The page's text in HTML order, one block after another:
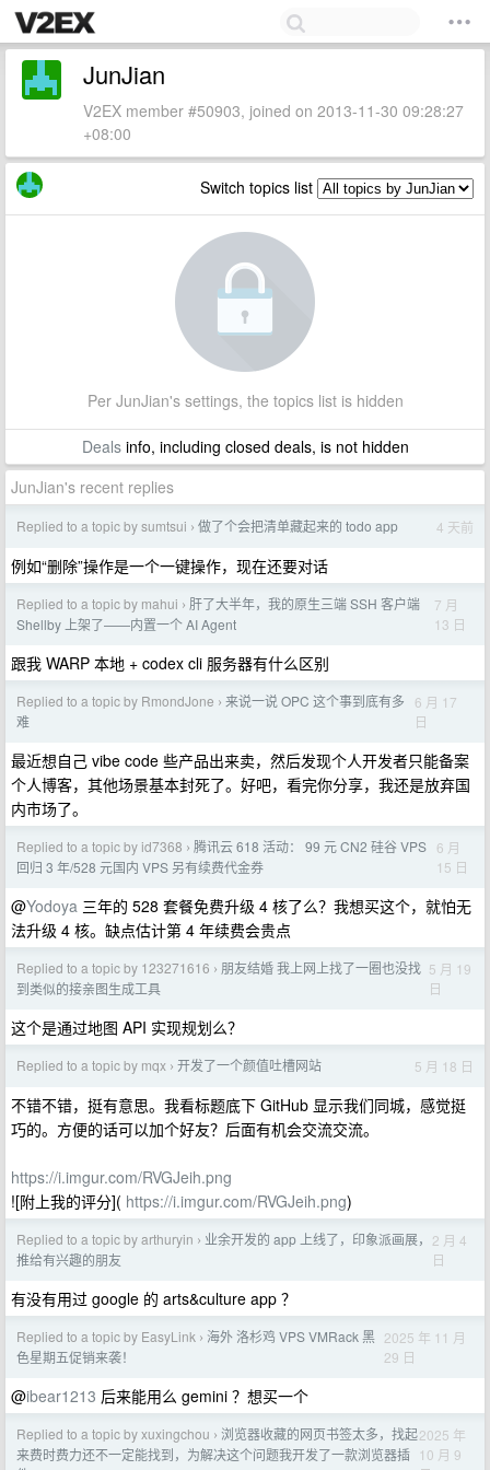
JunJian
V2EX member #50903, joined on 2013-11-30 09:28:27
+08:00
Switch topics list
Per JunJian's settings, the topics list is hidden
Dealsinfo, including closed deals, is not hidden
JunJian's recent replies
Replied to a topic by sumtsui › 做了个会把清单藏起来的 todo app 4 天前
例如“删除”操作是一个一键操作，现在还要对话
Replied to a topic by mahui › 肝了大半年，我的原生三端 SSH 客户端
Shellby 上架了——内置一个 AI Agent
7 月
13 日
跟我 WARP 本地 + codex cli 服务器有什么区别
Replied to a topic by RmondJone › 来说一说 OPC 这个事到底有多
难
6 月 17
日
最近想自己 vibe code 些产品出来卖，然后发现个人开发者只能备案
个人博客，其他场景基本封死了。好吧，看完你分享，我还是放弃国
内市场了。
Replied to a topic by id7368 › 腾讯云 618 活动： 99 元 CN2 硅谷 VPS
回归 3 年/528 元国内 VPS 另有续费代金券
6 月
15 日
@Yodoya 三年的 528 套餐免费升级 4 核了么？我想买这个，就怕无
法升级 4 核。缺点估计第 4 年续费会贵点
Replied to a topic by 123271616 › 朋友结婚 我上网上找了一圈也没找
到类似的接亲图生成工具
5 月 19
日
这个是通过地图 API 实现规划么？
Replied to a topic by mqx › 开发了一个颜值吐槽网站 5 月 18 日
不错不错，挺有意思。我看标题底下 GitHub 显示我们同城，感觉挺
巧的。方便的话可以加个好友？后面有机会交流交流。
https://i.imgur.com/RVGJeih.png
![附上我的评分]( https://i.imgur.com/RVGJeih.png)
Replied to a topic by arthuryin › 业余开发的 app 上线了，印象派画展，
推给有兴趣的朋友
2 月 4
日
有没有用过 google 的 arts&culture app ？
Replied to a topic by EasyLink › 海外 洛杉鸡 VPS VMRack 黑
色星期五促销来袭！
2025 年 11 月
29 日
@ibear1213 后来能用么 gemini ？想买一个
Replied to a topic by xuxingchou › 浏览器收藏的网页书签太多，找起
来费时费力还不一定能找到，为解决这个问题我开发了一款浏览器插
2025 年
10 月 9